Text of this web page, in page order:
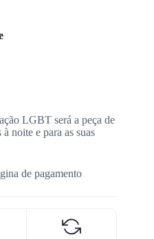
LGBT será a peça de
noite e para as suas
de pagamento